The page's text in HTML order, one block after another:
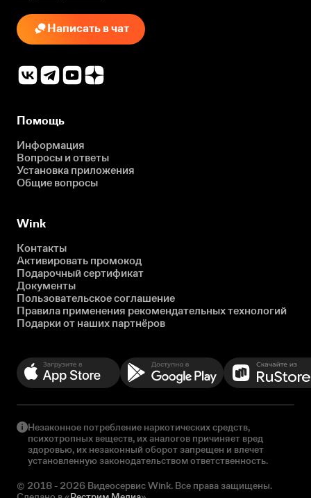
Написать в чат
Помощь
Информация
Вопросы и ответы
Установка приложения
Общие вопросы
Wink
Контакты
Активировать промокод
Подарочный сертификат
Документы
Пользовательское соглашение
Правила применения рекомендательных технологий
Подарки от наших партнёров
Незаконное потребление наркотических средств,
психотропных веществ, их аналогов причиняет вред
здоровью, их незаконный оборот запрещен и влечет
установленную законодательством ответственность.
© 2018 - 2026 Видеосервис Wink. Все права защищены.